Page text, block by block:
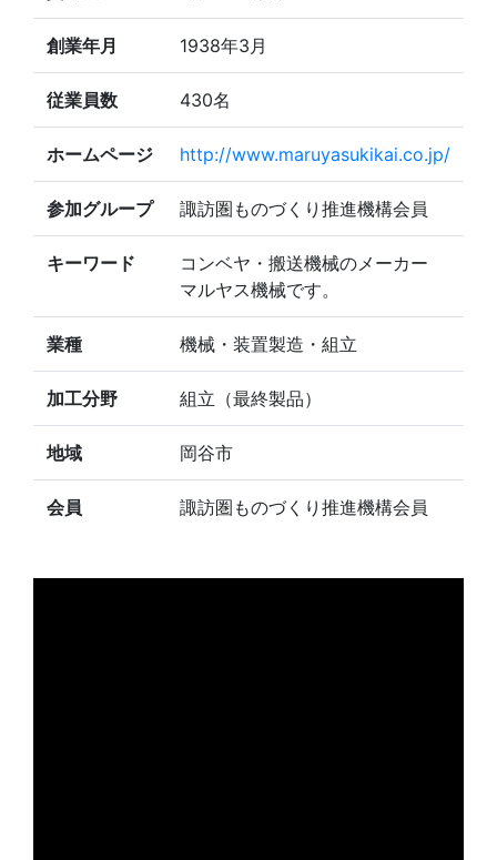
創業年月 1938年3月
従業員数 430名
ホームページ http://www.maruyasukikai.co.jp/
参加グループ 諏訪圏ものづくり推進機構会員
キーワード
コンベヤ・搬送機械のメーカー
マルヤス機械です。
業種 機械・装置製造・組立
加工分野 組立（最終製品）
地域 岡谷市
会員 諏訪圏ものづくり推進機構会員